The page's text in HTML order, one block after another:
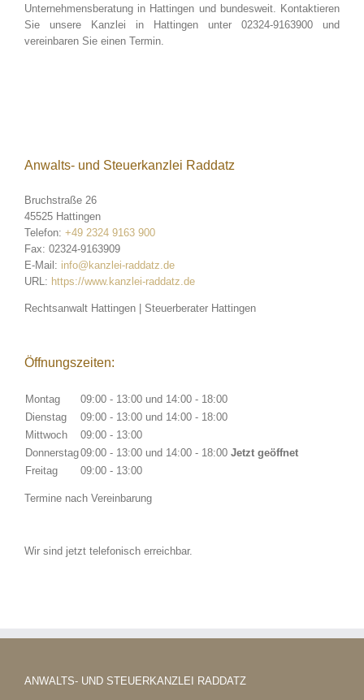
Unternehmensberatung in Hattingen und bundesweit. Kontaktieren
Sie unsere Kanzlei in Hattingen unter 02324-9163900 und
vereinbaren Sie einen Termin.
Anwalts- und Steuerkanzlei Raddatz
Bruchstraße 26
45525 Hattingen
Telefon: +49 2324 9163 900
Fax: 02324-9163909
E-Mail: info@kanzlei-raddatz.de
URL: https://www.kanzlei-raddatz.de
Rechtsanwalt Hattingen | Steuerberater Hattingen
Öffnungszeiten:
Montag 09:00 - 13:00 und 14:00 - 18:00
Dienstag
09:00 - 13:00 und 14:00 - 18:00
Mittwoch
09:00 - 13:00
Donnerstag09:00 - 13:00 und 14:00 - 18:00 Jetzt geöffnet
Freitag
09:00 - 13:00
Termine nach Vereinbarung
Wir sind jetzt telefonisch erreichbar.
ANWALTS- UND STEUERKANZLEI RADDATZ